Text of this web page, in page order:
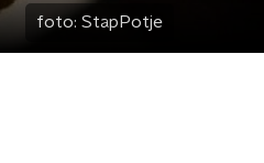
foto: StapPotje